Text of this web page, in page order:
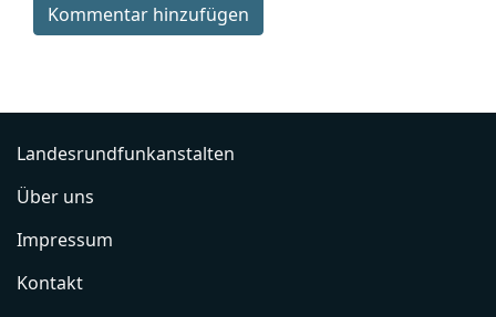
Kommentar hinzufügen
Landesrundfunkanstalten
Über uns
Impressum
Kontakt